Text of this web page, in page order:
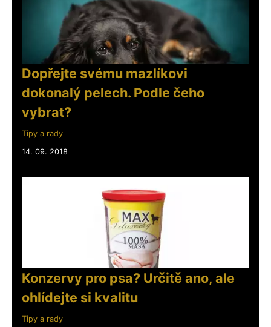
Dopřejte svému mazlíkovi
dokonalý pelech. Podle čeho
vybrat?
Tipy a rady
14. 09. 2018
Konzervy pro psa? Určitě ano, ale
ohlídejte si kvalitu
Tipy a rady